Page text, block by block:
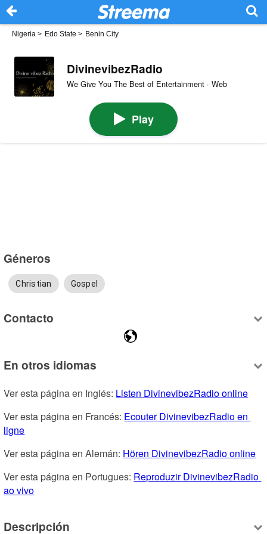
Nigeria > Edo State > Benin City
DivinevibezRadio
We Give You The Best of Entertainment · Web
Play
Géneros
Christian Gospel
Contacto
En otros idiomas
Ver esta página en Inglés: Listen DivinevibezRadio online
Ver esta página en Francés: Ecouter DivinevibezRadio en
ligne
Ver esta página en Alemán: Hören DivinevibezRadio online
Ver esta página en Portugues: Reproduzir DivinevibezRadio
ao vivo
Descripción